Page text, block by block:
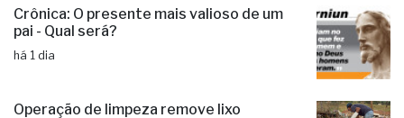
Crônica: O presente mais valioso de um
pai - Qual será?
há 1 dia
Operação de limpeza remove lixo